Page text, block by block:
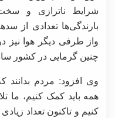
شرایط ناترازی و
بارندگی‌ها تعدادی از
واز طرفی دیگر هوا
چنین گرمایی در کشور
وی افزود: مردم
همه باید کمک کنیم، ما
کنیم و تاکنون تعداد